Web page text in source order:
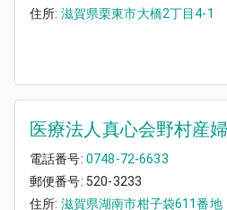
住所: 滋賀県栗東市大橋2丁目4-1
医療法人真心会野村産
電話番号: 0748-72-6633
郵便番号: 520-3233
住所: 滋賀県湖南市柑子袋611番地